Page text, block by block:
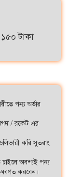
১৫০ টাকা
পন্য অর্ডার
নগদ / রকেট এর
করি সুতরাং
চাইলে অবশ্যই পন্য
অবগত করবেন।